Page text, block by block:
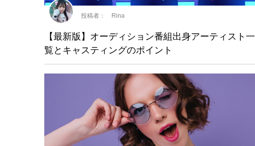
【最新版】オーディション番組出身アーティスト一
覧とキャスティングのポイント
投稿者： Rina